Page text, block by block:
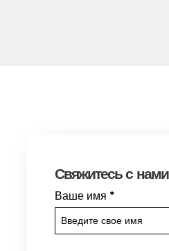
Свяжитесь с нами
Ваше имя *